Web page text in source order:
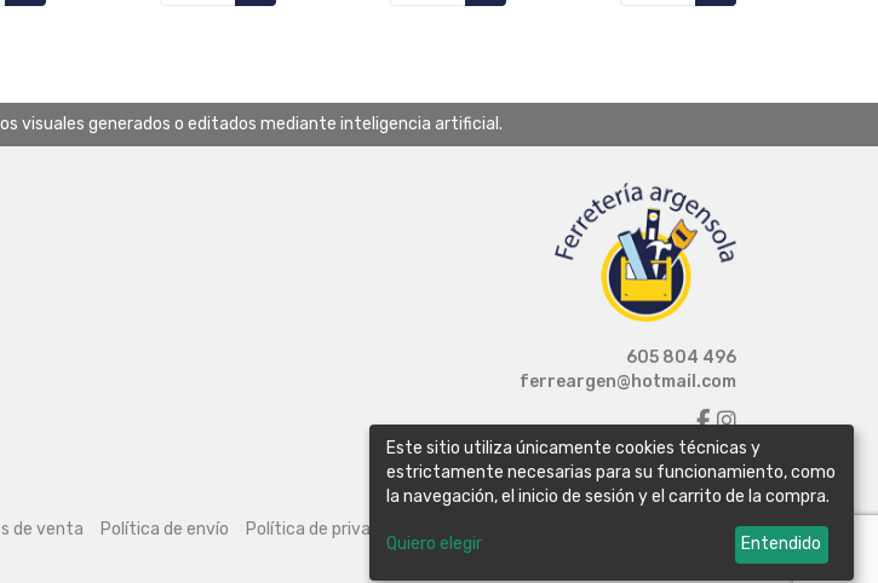
visuales generados o editados mediante inteligencia artificial.
605 804 496
ferreargen@hotmail.com
de venta Política de envío Política de privacidad Configurar cookies
Este sitio utiliza únicamente cookies técnicas y
estrictamente necesarias para su funcionamiento, como
la navegación, el inicio de sesión y el carrito de la compra.
Quiero elegir Entendido